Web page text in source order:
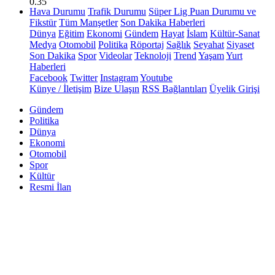
Hava Durumu Trafik Durumu Süper Lig Puan Durumu ve
Fikstür Tüm Manşetler Son Dakika Haberleri
Dünya Eğitim Ekonomi Gündem Hayat İslam Kültür-Sanat
Medya Otomobil Politika Röportaj Sağlık Seyahat Siyaset
Son Dakika Spor Videolar Teknoloji Trend YaşamYurt
Haberleri
Facebook Twitter InstagramYoutube
Künye / İletişim Bize Ulaşın RSS Bağlantıları Üyelik Girişi
Gündem
Politika
Dünya
Ekonomi
Otomobil
Spor
Kültür
Resmi İlan